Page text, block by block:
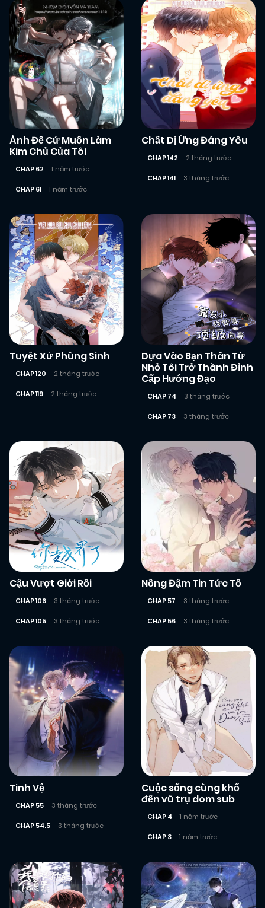
Ảnh Đế Cứ Muốn Làm
Kim Chủ Của Tôi
CHAP 62 1 năm trước
CHAP 61 1 năm trước
Chất Dị Ứng Đáng Yêu
CHAP 142 2 tháng trước
CHAP 141 3 tháng trước
Tuyệt Xử Phùng Sinh
CHAP 120 2 tháng trước
CHAP 119 2 tháng trước
Dựa Vào Bạn Thân Từ
Nhỏ Tôi Trở Thành Đỉnh
Cấp Hướng Đạo
CHAP 74 3 tháng trước
CHAP 73 3 tháng trước
Cậu Vượt Giới Rồi
CHAP 106 3 tháng trước
CHAP 105 3 tháng trước
Nồng Đậm Tin Tức Tố
CHAP 57 3 tháng trước
CHAP 56 3 tháng trước
Tinh Vệ
CHAP 55 3 tháng trước
CHAP 54.5 3 tháng trước
Cuộc sống cùng khổ
đến vũ trụ dom sub
CHAP 4 1 năm trước
CHAP 3 1 năm trước